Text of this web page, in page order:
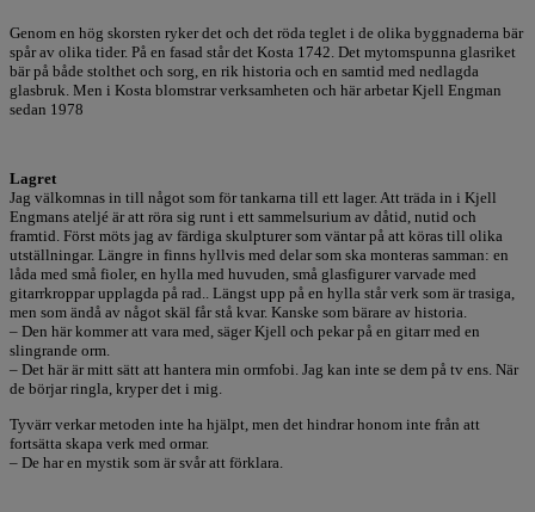
Genom en hög skorsten ryker det och det röda teglet i de olika byggnaderna bär
spår av olika tider. På en fasad står det Kosta 1742. Det mytomspunna glasriket
bär på både stolthet och sorg, en rik historia och en samtid med nedlagda
glasbruk. Men i Kosta blomstrar verksamheten och här arbetar Kjell Engman
sedan 1978
Lagret
Jag välkomnas in till något som för tankarna till ett lager. Att träda in i Kjell
Engmans ateljé är att röra sig runt i ett sammelsurium av dåtid, nutid och
framtid. Först möts jag av färdiga skulpturer som väntar på att köras till olika
utställningar. Längre in finns hyllvis med delar som ska monteras samman: en
låda med små fioler, en hylla med huvuden, små glasfigurer varvade med
gitarrkroppar upplagda på rad.. Längst upp på en hylla står verk som är trasiga,
men som ändå av något skäl får stå kvar. Kanske som bärare av historia.
– Den här kommer att vara med, säger Kjell och pekar på en gitarr med en
slingrande orm.
– Det här är mitt sätt att hantera min ormfobi. Jag kan inte se dem på tv ens. När
de börjar ringla, kryper det i mig.
Tyvärr verkar metoden inte ha hjälpt, men det hindrar honom inte från att
fortsätta skapa verk med ormar.
– De har en mystik som är svår att förklara.